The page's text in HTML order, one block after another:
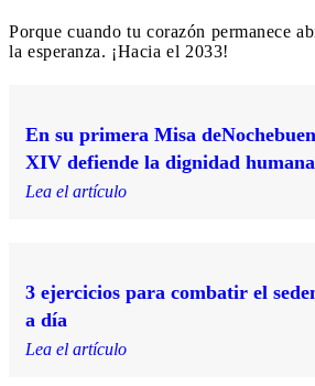
Porque cuando tu corazón permanece
la esperanza. ¡Hacia el 2033!
En su primera Misa
XIV defiende la dignidad humana
Lea el artículo
3 ejercicios para combatir el
a día
Lea el artículo